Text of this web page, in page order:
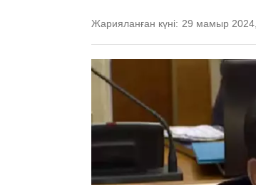
Жарияланған күні: 29 мамыр